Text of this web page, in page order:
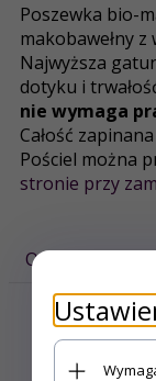
Poszewka bio-
makobawełny
Najwyższa
dotyku i
nie wymaga
Całość
Pościel można
stronie przy
OPINIE